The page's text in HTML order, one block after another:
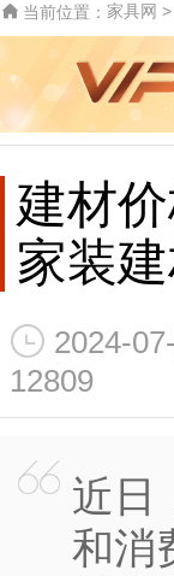
当前位置： 家具网 >
建材
家装
2024-
12809
近日
和消